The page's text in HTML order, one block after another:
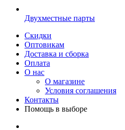
Двухместные парты
Скидки
Оптовикам
Доставка и сборка
Оплата
О нас
О магазине
Условия соглашения
Контакты
Помощь в выборе